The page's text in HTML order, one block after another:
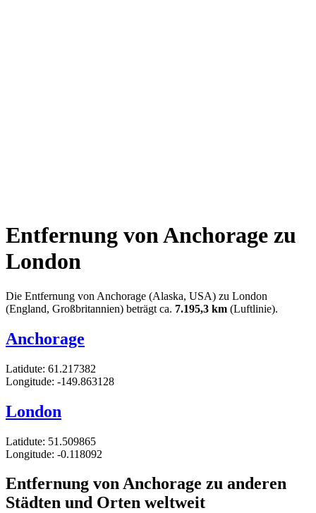
Entfernung von Anchorage zu
London
Die Entfernung von Anchorage (Alaska, USA) zu London
(England, Großbritannien) beträgt ca. 7.195,3 km (Luftlinie).
Anchorage
Latidute: 61.217382
Longitude: -149.863128
London
Latidute: 51.509865
Longitude: -0.118092
Entfernung von Anchorage zu anderen
Städten und Orten weltweit